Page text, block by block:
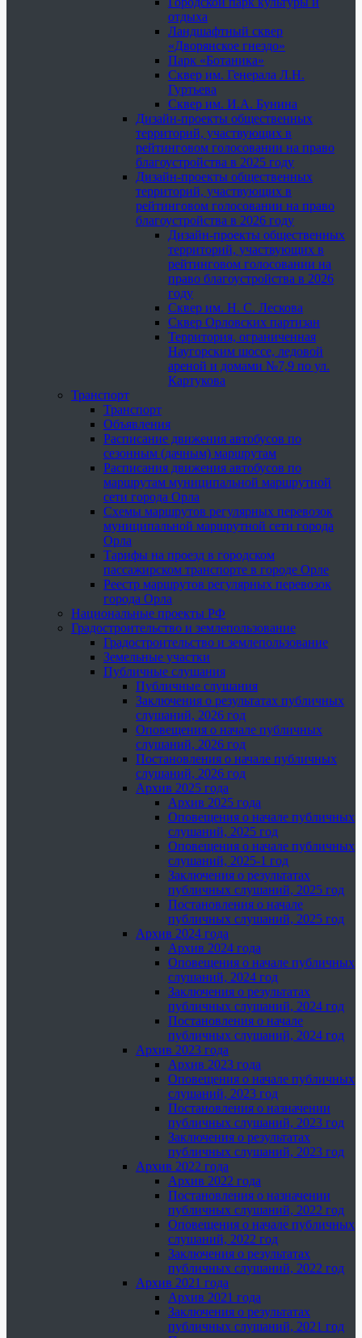
отдыха
Ландшафтный сквер
«Дворянское гнездо»
Парк «Ботаника»
Сквер им. Генерала Л.Н.
Гуртьева
Сквер им. И.А. Бунина
Дизайн-проекты общественных
территорий, участвующих в
рейтинговом голосовании на право
благоустройства в 2025 году
Дизайн-проекты общественных
территорий, участвующих в
рейтинговом голосовании на право
благоустройства в 2026 году
Дизайн-проекты общественных
территорий, участвующих в
рейтинговом голосовании на
право благоустройства в 2026
году
Сквер им. Н. С. Лескова
Сквер Орловских партизан
Территория, ограниченная
Наугорским шоссе, ледовой
ареной и домами №7,9 по ул.
Картукова
Транспорт
Транспорт
Объявления
Расписание движения автобусов по
сезонным (дачным) маршрутам
Расписания движения автобусов по
маршрутам муниципальной маршрутной
сети города Орла
Схемы маршрутов регулярных перевозок
муниципальной маршрутной сети города
Орла
Тарифы на проезд в городском
пассажирском транспорте в городе Орле
Реестр маршрутов регулярных перевозок
города Орла
Национальные проекты РФ
Градостроительство и землепользование
Градостроительство и землепользование
Земельные участки
Публичные слушания
Публичные слушания
Заключения о результатах публичных
слушаний, 2026 год
Оповещения о начале публичных
слушаний, 2026 год
Постановления о начале публичных
слушаний, 2026 год
Архив 2025 года
Архив 2025 года
Оповещения о начале публичных
слушаний, 2025 год
Оповещения о начале публичных
слушаний, 2025-1 год
Заключения о результатах
публичных слушаний, 2025 год
Постановления о начале
публичных слушаний, 2025 год
Архив 2024 года
Архив 2024 года
Оповещения о начале публичных
слушаний, 2024 год
Заключения о результатах
публичных слушаний, 2024 год
Постановления о начале
публичных слушаний, 2024 год
Архив 2023 года
Архив 2023 года
Оповещения о начале публичных
слушаний, 2023 год
Постановления о назначении
публичных слушаний, 2023 год
Заключения о результатах
публичных слушаний, 2023 год
Архив 2022 года
Архив 2022 года
Постановления о назначении
публичных слушаний, 2022 год
Оповещения о начале публичных
слушаний, 2022 год
Заключения о результатах
публичных слушаний, 2022 год
Архив 2021 года
Архив 2021 года
Заключения о результатах
публичных слушаний, 2021 год